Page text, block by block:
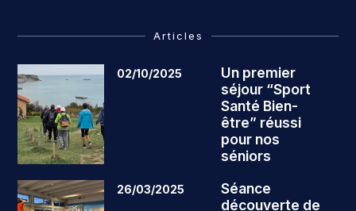
Articles
02/10/2025
Un premier
séjour “Sport
Santé Bien-
être” réussi
pour nos
séniors
26/03/2025
Séance
découverte de